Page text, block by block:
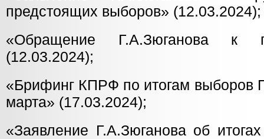
предстоящих выборов» (12.03.2024);
«Обращение Г.А.Зюганова к
(12.03.2024);
«Брифинг КПРФ по итогам выборов
марта» (17.03.2024);
«Заявление Г.А.Зюганова об